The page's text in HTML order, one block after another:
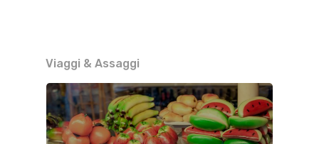
Viaggi & Assaggi